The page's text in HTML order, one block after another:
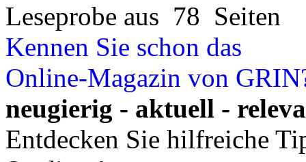
Leseprobe aus 78 Seiten
Kennen Sie schon das
Online-Magazin von
neugierig - aktuell -
Entdecken Sie hilfreiche